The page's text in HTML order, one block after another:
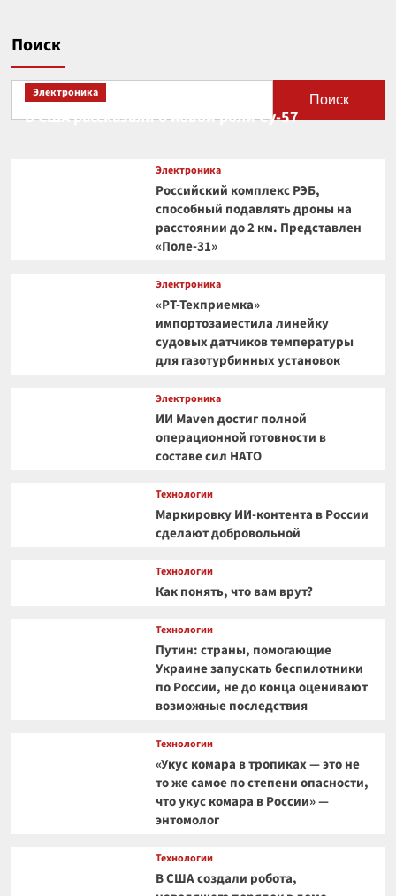
Поиск
Поиск
Электроника
В США рассказали о новой роли Су-57
Электроника
Российский комплекс РЭБ,
способный подавлять дроны на
расстоянии до 2 км. Представлен
«Поле-31»
Электроника
«РТ-Техприемка»
импортозаместила линейку
судовых датчиков температуры
для газотурбинных установок
Электроника
ИИ Maven достиг полной
операционной готовности в
составе сил НАТО
Технологии
Маркировку ИИ-контента в России
сделают добровольной
Технологии
Как понять, что вам врут?
Технологии
Путин: страны, помогающие
Украине запускать беспилотники
по России, не до конца оценивают
возможные последствия
Технологии
«Укус комара в тропиках — это не
то же самое по степени опасности,
что укус комара в России» —
энтомолог
Технологии
В США создали робота,